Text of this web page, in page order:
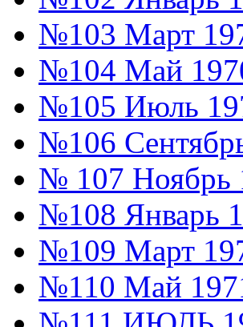
№103 Март
№104 Май
№105 Июль
№106
№ 107 Ноябрь
№108 Январь
№109 Март
№110 Май